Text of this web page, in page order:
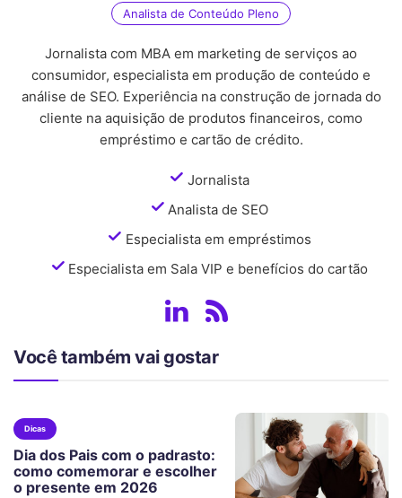
Analista de Conteúdo Pleno
Jornalista com MBA em marketing de serviços ao
consumidor, especialista em produção de conteúdo e
análise de SEO. Experiência na construção de jornada do
cliente na aquisição de produtos financeiros, como
empréstimo e cartão de crédito.
Jornalista
Analista de SEO
Especialista em empréstimos
Especialista em Sala VIP e benefícios do cartão
Você também vai gostar
Dicas
Dia dos Pais com o padrasto:
como comemorar e escolher
o presente em 2026